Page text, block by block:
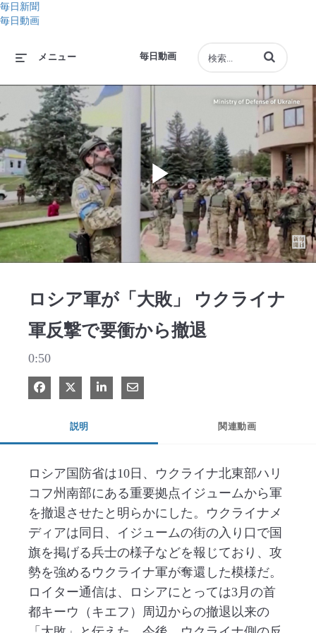
毎日新聞
毎日動画
毎日動画
メニュー 動画の検索語句
Play
ロシア軍が「大敗」 ウクライナ
軍反撃で要衝から撤退
0:50
Facebook で共有
Xで共有する
LinkedIn で共有
電子メールで共有
説明 関連動画
ロシア国防省は10日、ウクライナ北東部ハリ
コフ州南部にある重要拠点イジュームから軍
を撤退させたと明らかにした。ウクライナメ
ディアは同日、イジュームの街の入り口で国
旗を掲げる兵士の様子などを報じており、攻
勢を強めるウクライナ軍が奪還した模様だ。
ロイター通信は、ロシアにとっては3月の首
都キーウ（キエフ）周辺からの撤退以来の